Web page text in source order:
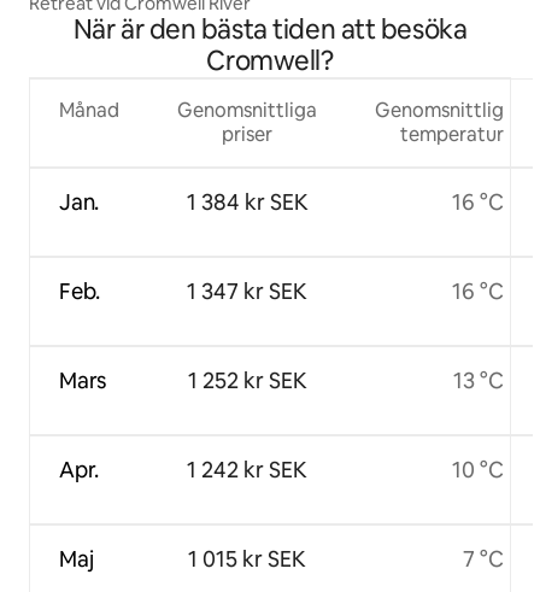
När är den bästa tiden att besöka
Cromwell?
Månad
Jan.
Feb.
Mars
Apr.
Maj
Genomsnittliga
priser
1 384 kr SEK
1 347 kr SEK
1 252 kr SEK
1 242 kr SEK
1 015 kr SEK
Genomsnittlig
temperatur
16 °C
16 °C
13 °C
10 °C
7 °C